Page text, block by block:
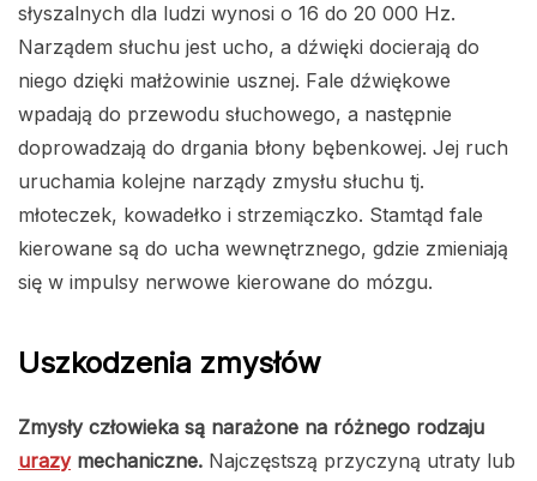
słyszalnych dla ludzi wynosi o 16 do 20 000 Hz.
Narządem słuchu jest ucho, a dźwięki docierają do
niego dzięki małżowinie usznej. Fale dźwiękowe
wpadają do przewodu słuchowego, a następnie
doprowadzają do drgania błony bębenkowej. Jej ruch
uruchamia kolejne narządy zmysłu słuchu tj.
młoteczek, kowadełko i strzemiączko. Stamtąd fale
kierowane są do ucha wewnętrznego, gdzie zmieniają
się w impulsy nerwowe kierowane do mózgu.
Uszkodzenia zmysłów
Zmysły człowieka są narażone na różnego rodzaju
urazymechaniczne. Najczęstszą przyczyną utraty lub